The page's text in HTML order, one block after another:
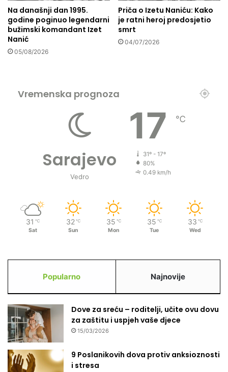
l
a
d
i
a
a
Na današnji dan 1995.
godine poginuo legendarni
bužimski komandant Izet
Nanić
05/08/2026
Priča o Izetu Naniću: Kako
je ratni heroj predosjetio
smrt
04/07/2026
Vremenska prognoza
Sarajevo
Vedro
17 ℃
31º - 17º
80%
0.49 km/h
31 ℃
Sat
32 ℃
Sun
35 ℃
Mon
35 ℃
Tue
33 ℃
Wed
Popularno Najnovije
Dove za sreću – roditelji, učite ovu dovu
za zaštitu i uspjeh vaše djece
15/03/2026
9 Poslanikovih dova protiv anksioznosti
i stresa